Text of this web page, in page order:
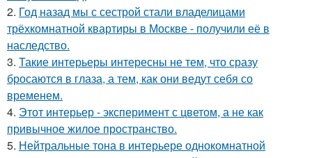
2. Год назад мы с сестрой стали владелицами
трёхкомнатной квартиры в Москве - получили её в
наследство.
3. Такие интерьеры интересны не тем, что сразу
бросаются в глаза, а тем, как они ведут себя со
временем.
4. Этот интерьер - эксперимент с цветом, а не как
привычное жилое пространство.
5. Нейтральные тона в интерьере однокомнатной